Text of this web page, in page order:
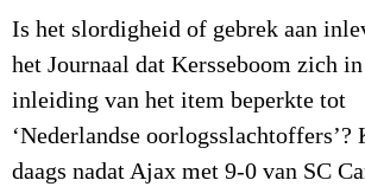
Is het slordigheid of gebrek aan
het Journaal dat Kersseboom zich
inleiding van het item beperkte tot
‘Nederlandse oorlogsslachtoffers’?
daags nadat Ajax met 9-0 van SC